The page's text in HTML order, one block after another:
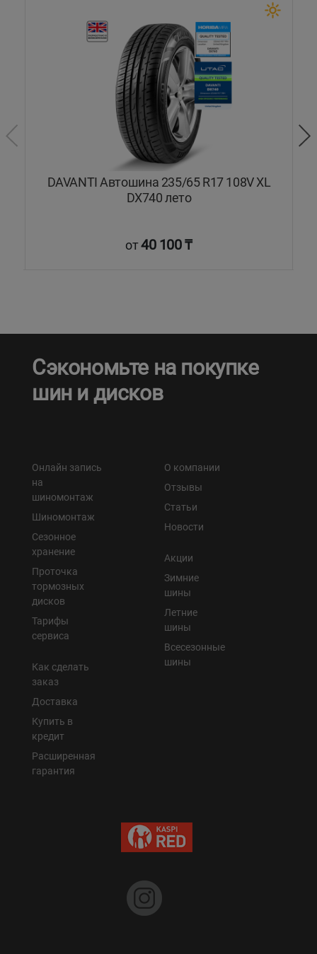
DAVANTI Автошина 235/65 R17 108V XL
DX740 лето
от40 100 ₸
Сэкономьте на покупке
шин и дисков
Онлайн запись
на
шиномонтаж
Шиномонтаж
Сезонное
хранение
Проточка
тормозных
дисков
Тарифы
сервиса
Как сделать
заказ
Доставка
Купить в
кредит
Расширенная
гарантия
О компании
Отзывы
Статьи
Новости
Акции
Зимние
шины
Летние
шины
Всесезонные
шины